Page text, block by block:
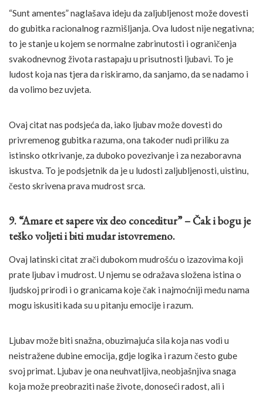
“Sunt amentes” naglašava ideju da zaljubljenost može dovesti
do gubitka racionalnog razmišljanja. Ova ludost nije negativna;
to je stanje u kojem se normalne zabrinutosti i ograničenja
svakodnevnog života rastapaju u prisutnosti ljubavi. To je
ludost koja nas tjera da riskiramo, da sanjamo, da se nadamo i
da volimo bez uvjeta.
Ovaj citat nas podsjeća da, iako ljubav može dovesti do
privremenog gubitka razuma, ona također nudi priliku za
istinsko otkrivanje, za duboko povezivanje i za nezaboravna
iskustva. To je podsjetnik da je u ludosti zaljubljenosti, uistinu,
često skrivena prava mudrost srca.
9. “Amare et sapere vix deo conceditur” – Čak i bogu je
teško voljeti i biti mudar istovremeno.
Ovaj latinski citat zrači dubokom mudrošću o izazovima koji
prate ljubav i mudrost. U njemu se odražava složena istina o
ljudskoj prirodi i o granicama koje čak i najmoćniji među nama
mogu iskusiti kada su u pitanju emocije i razum.
Ljubav može biti snažna, obuzimajuća sila koja nas vodi u
neistražene dubine emocija, gdje logika i razum često gube
svoj primat. Ljubav je ona neuhvatljiva, neobjašnjiva snaga
koja može preobraziti naše živote, donoseći radost, ali i